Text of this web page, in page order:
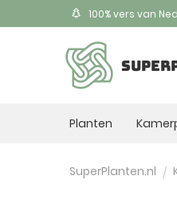
100% vers van
Planten
SuperPlanten.nl